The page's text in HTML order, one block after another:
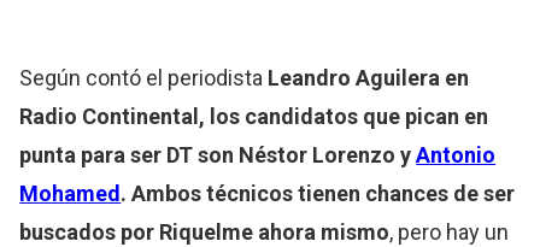
Según contó el periodista Leandro Aguilera en
Radio Continental, los candidatos que pican en
punta para ser DT son Néstor Lorenzo yAntonio
Mohamed . Ambos técnicos tienen chances de ser
buscados por Riquelme ahora mismo, pero hay un